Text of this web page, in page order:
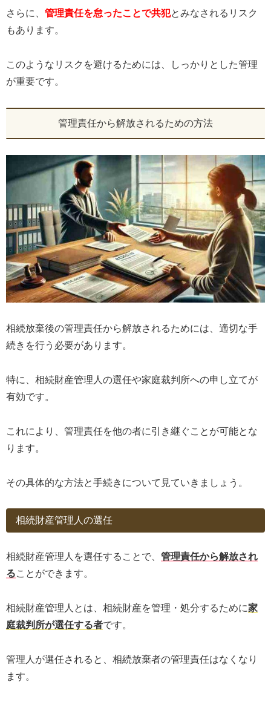
さらに、 管理責任を怠ったことで共犯とみなされるリスク
もあります。
このようなリスクを避けるためには、しっかりとした管理
が重要です。
管理責任から解放されるための方法
相続放棄後の管理責任から解放されるためには、適切な手
続きを行う必要があります。
特に、相続財産管理人の選任や家庭裁判所への申し立てが
有効です。
これにより、管理責任を他の者に引き継ぐことが可能とな
ります。
その具体的な方法と手続きについて見ていきましょう。
相続財産管理人の選任
相続財産管理人を選任することで、 管理責任から解放され
ることができます。
相続財産管理人とは、相続財産を管理・処分するために家
庭裁判所が選任する者です。
管理人が選任されると、相続放棄者の管理責任はなくなり
ます。